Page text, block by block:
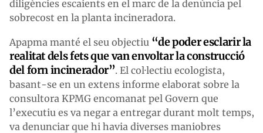
diligències escaients en el marc de la denúncia pel
sobrecost en la planta incineradora.
Apapma manté el seu objectiu “de poder esclarir la
realitat dels fets que van envoltar la construcció
del forn incinerador”. El col·lectiu ecologista,
basant-se en un extens informe elaborat sobre la
consultora KPMG encomanat pel Govern que
l’executiu es va negar a entregar durant molt temps,
va denunciar que hi havia diverses maniobres